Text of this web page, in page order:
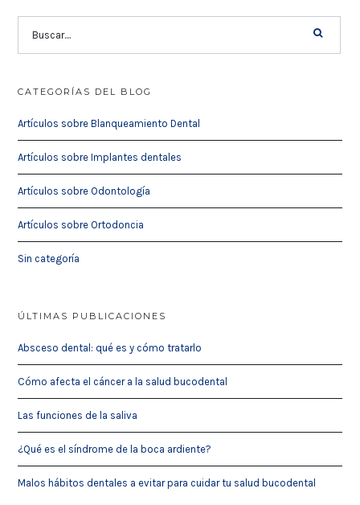
CATEGORÍAS DEL BLOG
Artículos sobre Blanqueamiento Dental
Artículos sobre Implantes dentales
Artículos sobre Odontología
Artículos sobre Ortodoncia
Sin categoría
ÚLTIMAS PUBLICACIONES
Absceso dental: qué es y cómo tratarlo
Cómo afecta el cáncer a la salud bucodental
Las funciones de la saliva
¿Qué es el síndrome de la boca ardiente?
Malos hábitos dentales a evitar para cuidar tu salud bucodental